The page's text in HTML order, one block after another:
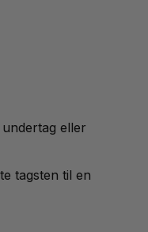
eller
tagsten til en